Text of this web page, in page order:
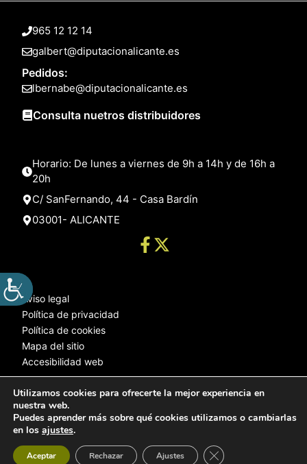
965 12 12 14
galbert@diputacionalicante.es
Pedidos:
lbernabe@diputacionalicante.es
Consulta nuetros distribuidores
Horario: De lunes a viernes de 9h a 14h y de 16h a
20h
C/ SanFernando, 44 - Casa Bardín
03001- ALICANTE
Aviso legal
Política de privacidad
Política de cookies
Mapa del sitio
Accesibilidad web
© 2025 Web desarrollada por el Servicio de Informática de Diputación
Utilizamos cookies para ofrecerte la mejor experiencia en
nuestra web.
Puedes aprender más sobre qué cookies utilizamos o cambiarlas
en los ajustes.
Aceptar Rechazar Ajustes Cerrar el banner de